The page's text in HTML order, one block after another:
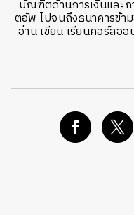
บัณฑิตด้านการเงินและ
ตอัพ ไปจนถึงธนาคารข้า
อ่าน เขียน เรียนคอร์สอ